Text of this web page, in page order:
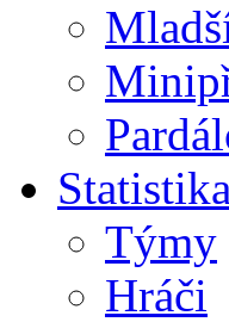
Statistika
Týmy
Hráči